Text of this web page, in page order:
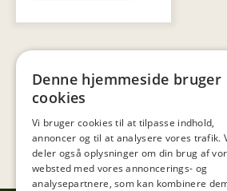
Denne hjemmeside bruger
cookies
Vi bruger cookies til at tilpasse indhold,
annoncer og til at analysere vores trafik.
deler også oplysninger om din brug af
websted med vores annoncerings- og
analysepartnere, som kan kombinere